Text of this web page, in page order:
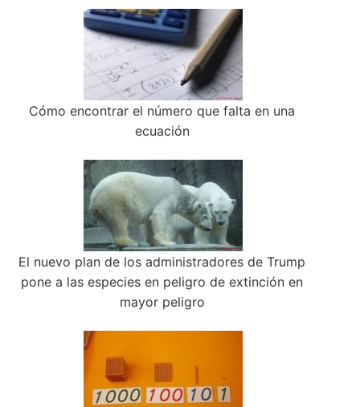
Cómo encontrar el número que falta en una
ecuación
El nuevo plan de los administradores de Trump
pone a las especies en peligro de extinción en
mayor peligro